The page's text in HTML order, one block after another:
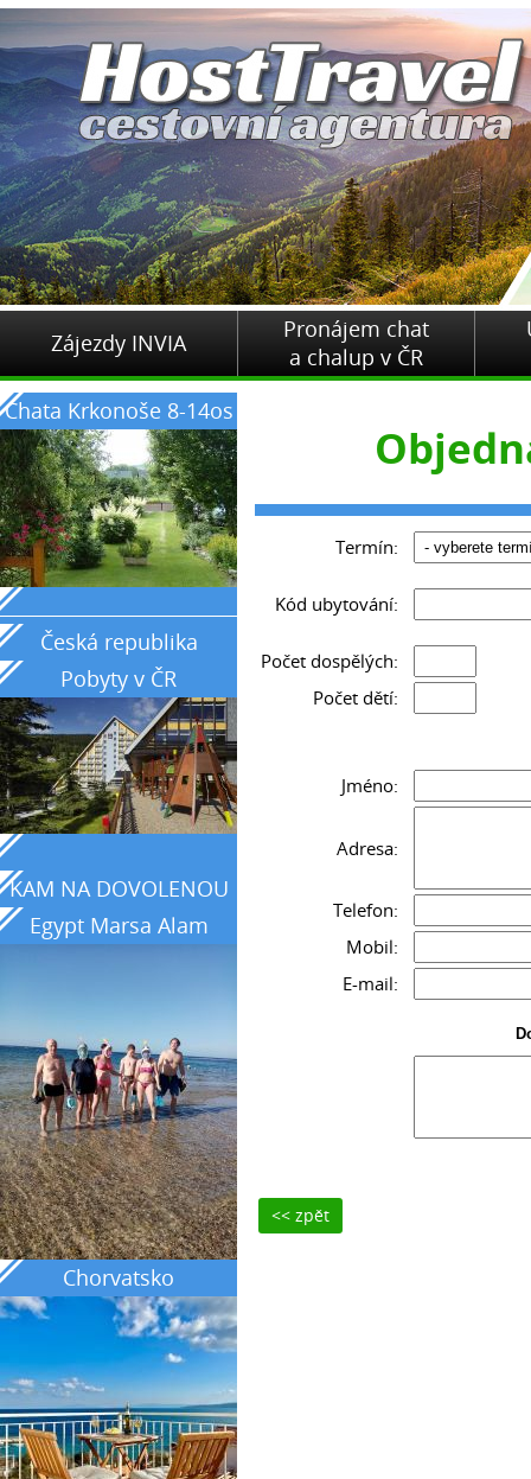
Zájezdy INVIA
Pronájem chat
a chalup v ČR
Chata Krkonoše 8-14os
_____________________________________________
Česká republika
Pobyty v ČR
KAM NA DOVOLENOU
Egypt Marsa Alam
Chorvatsko
Termín:
Kód ubytování:
Počet dospělých:
Počet dětí:
Jméno:
Adresa:
Telefon:
Mobil:
E-mail:
<< zpět